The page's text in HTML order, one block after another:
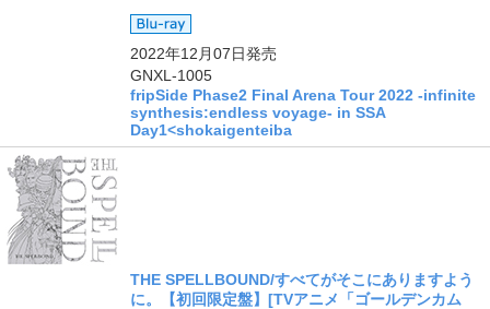
2022年12月07日発売
GNXL-1005
fripSide Phase2 Final Arena Tour 2022 -infinite
synthesis:endless voyage- in SSA
Day1<shokaigenteiba
THE SPELLBOUND/すべてがそこにありますよう
に。【初回限定盤】[TVアニメ「ゴールデンカム